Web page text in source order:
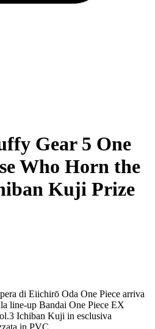
Gear 5 One
Who Horn the
Kuji Prize
di Eiichirō Oda One Piece arriva
line-up Bandai One Piece EX
Ichiban Kuji in esclusiva